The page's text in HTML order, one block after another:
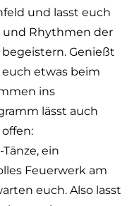
und lasst euch
und Rhythmen der
Genießt
etwas beim
ins
lässt auch
ein
Feuerwerk am
euch. Also lasst